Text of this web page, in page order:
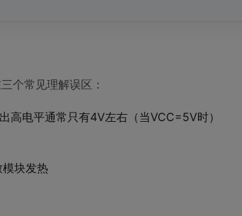
个常见理解误区：
高电平通常只有4V左右（当VCC=5V时）
块发热